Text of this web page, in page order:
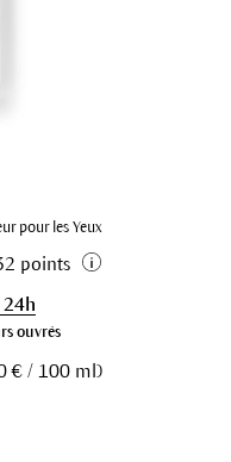
pour les Yeux
points
24h
ouvrés
€ / 100 ml)